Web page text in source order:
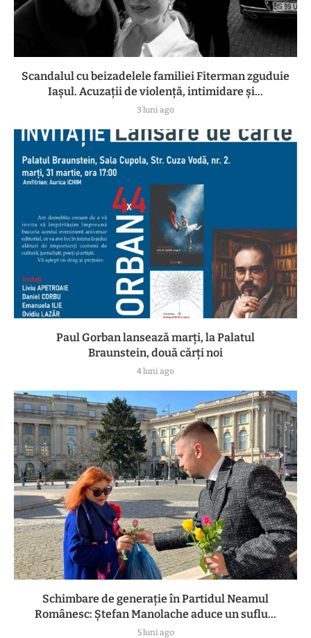
Scandalul cu beizadelele familiei Fiterman zguduie
Iașul. Acuzații de violență, intimidare și...
3 luni ago
Paul Gorban lansează marți, la Palatul
Braunstein, două cărți noi
4 luni ago
Schimbare de generație în Partidul Neamul
Românesc: Ștefan Manolache aduce un suflu...
5 luni ago